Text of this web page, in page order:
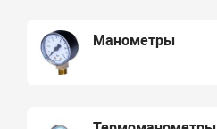
Манометры